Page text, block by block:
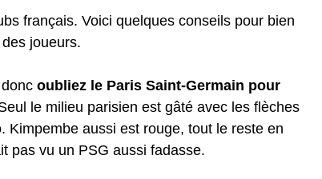
français. Voici quelques conseils pour bien
joueurs.
oubliez le Paris Saint-Germain pour
le milieu parisien est gâté avec les flèches
Kimpembe aussi est rouge, tout le reste en
pas vu un PSG aussi fadasse.